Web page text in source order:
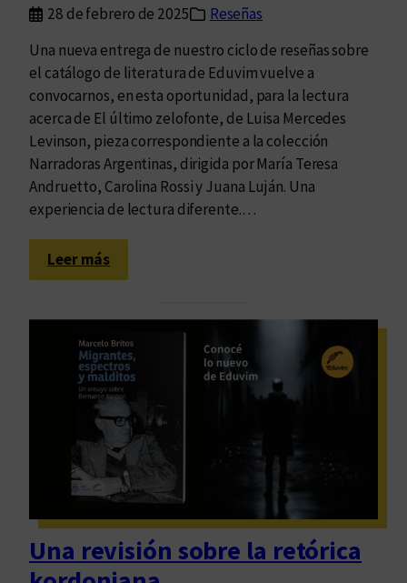
28 de febrero de 2025
Reseñas
Una nueva entrega de nuestro ciclo de reseñas sobre
el catálogo de literatura de Eduvim vuelve a
convocarnos, en esta oportunidad, para la lectura
acerca de El último zelofonte, de Luisa Mercedes
Levinson, pieza correspondiente a la colección
Narradoras Argentinas, dirigida por María Teresa
Andruetto, Carolina Rossi y Juana Luján. Una
experiencia de lectura diferente.…
Leer más:
L
o
t
a
l
d
d
e
n
e
Una revisión sobre la retórica